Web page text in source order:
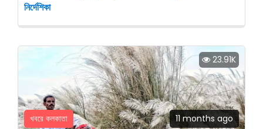
নির্দেশিকা
23.91K
খবরে কলকাতা 11 months ago